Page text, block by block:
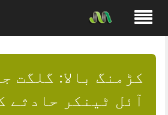
content
کڑمنگ بالا: گلگت
آئل ٹینکر حادثے